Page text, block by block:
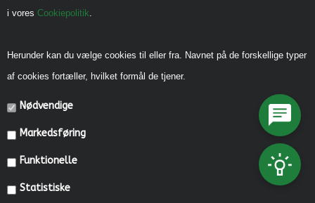
i vores Cookiepolitik.
Herunder kan du vælge cookies til eller fra. Navnet på de forskellige typer
af cookies fortæller, hvilket formål de tjener.
Nødvendige
Markedsføring
Funktionelle
Statistiske
Reklamebeskyttet (CVR)
Kataloger